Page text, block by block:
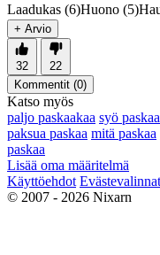
Laadukas (6)Huono (5)
+ Arvio
32
22
Kommentit (0)
Katso myös
paljo paskaakaa syö paskaa
paksua paskaa mitä paskaa
paskaa
Lisää oma määritelmä
Käyttöehdot Evästevalinnat
© 2007 - 2026 Nixarn